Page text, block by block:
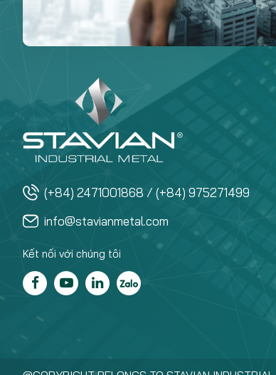
(+84) 2471001868 / (+84) 975271499
info@stavianmetal.com
Kết nối với chúng tôi